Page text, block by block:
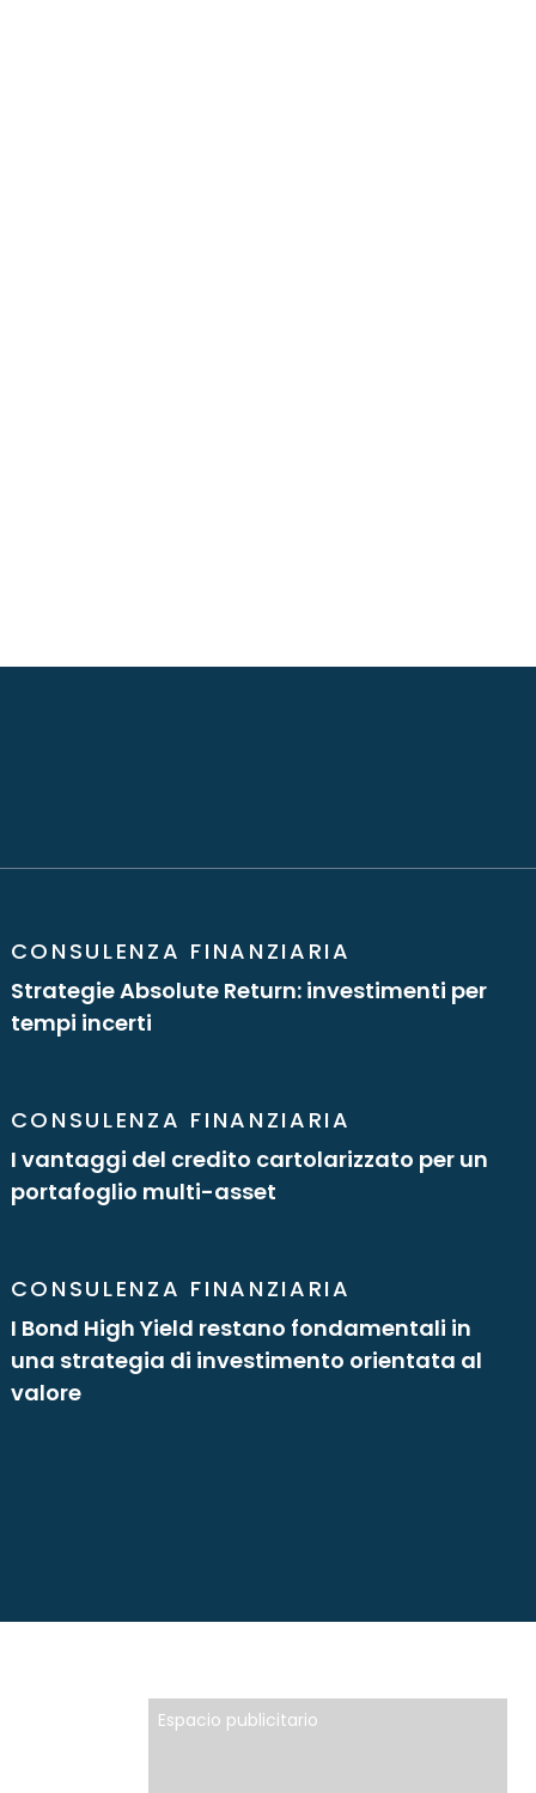
CONSULENZA FINANZIARIA
Strategie Absolute Return: investimenti per
tempi incerti
CONSULENZA FINANZIARIA
I vantaggi del credito cartolarizzato per un
portafoglio multi-asset
CONSULENZA FINANZIARIA
I Bond High Yield restano fondamentali in
una strategia di investimento orientata al
valore
Espacio publicitario